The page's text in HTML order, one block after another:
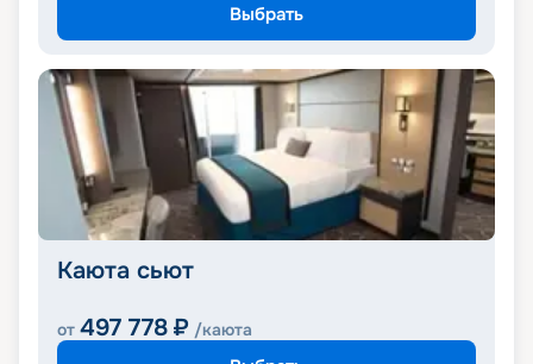
Выбрать
Каюта сьют
от 497 778 ₽ /каюта